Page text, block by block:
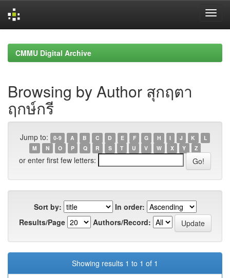
navigationCMMU Digital Archive
Browsing by Author สุกฤตา
ฤกษ์กรี
Jump to: 0-9 A B C D E F G H I J K
L
M
N O P Q R S T U V W X Y Z
or enter first few letters:
Sort by:
In order:
Results/Page
Authors/Record:
Showing results 1 to 1 of 1